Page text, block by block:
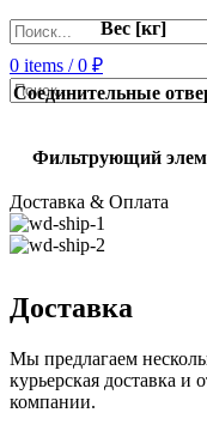
0 items / 0 ₽
Вес [кг]
Соединительные
Фильтрующий
Доставка & Оплата
Доставка
Мы предлагаем
курьерская доставка и
компании.